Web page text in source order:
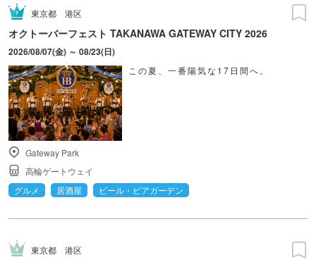
東京都 港区
オクトーバーフェスト TAKANAWA GATEWAY CITY 2026
2026/08/07(金) ～ 08/23(日)
この夏、一番陽気な17日間へ。
Gateway Park
高輪ゲートウェイ
グルメ
居酒屋 ビール・ビアガーデン
東京都 港区